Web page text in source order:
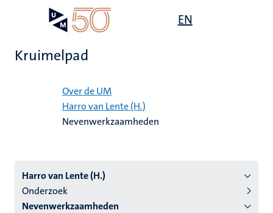
EN
Kruimelpad
Over de UM
Harro van Lente (H.)
Nevenwerkzaamheden
Harro van Lente (H.)
Onderzoek
Nevenwerkzaamheden